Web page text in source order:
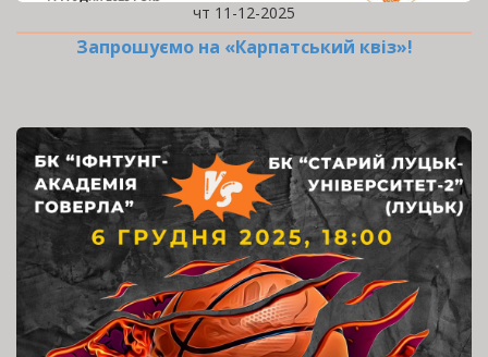
чт 11-12-2025
Запрошуємо на «Карпатський квіз»!